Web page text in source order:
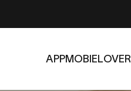
APPMOBIELOVER